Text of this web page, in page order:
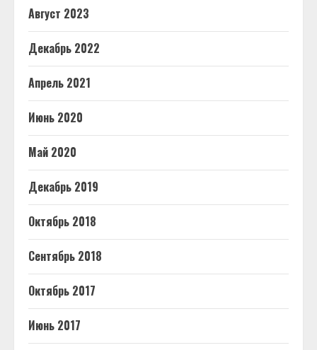
Август 2023
Декабрь 2022
Апрель 2021
Июнь 2020
Май 2020
Декабрь 2019
Октябрь 2018
Сентябрь 2018
Октябрь 2017
Июнь 2017